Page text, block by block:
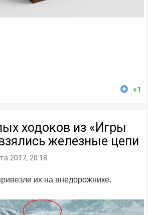
+1
ходоков из «Игры
железные цепи
2017, 20:18
их на внедорожнике.